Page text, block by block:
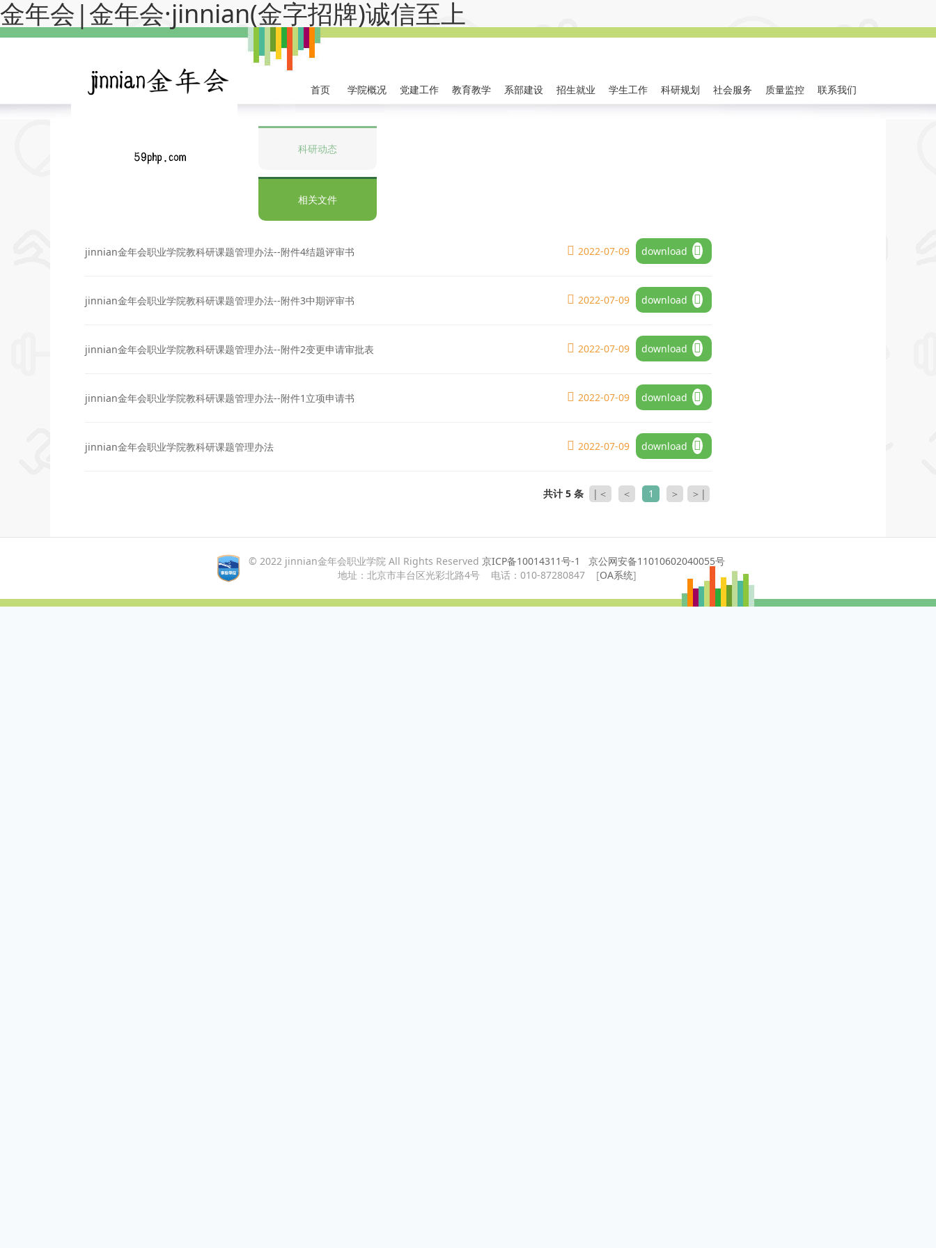
金年会|金年会·jinnian(金字招牌)诚信至上
首页 学院概况 党建工作 教育教学 系部建设 招生就业 学生工作 科研规划 社会服务 质量监控 联系我们
科研动态
相关文件
jinnian金年会职业学院教科研课题管理办法--附件4结题评审书 2022-07-09 download
jinnian金年会职业学院教科研课题管理办法--附件3中期评审书 2022-07-09 download
jinnian金年会职业学院教科研课题管理办法--附件2变更申请审批表 2022-07-09 download
jinnian金年会职业学院教科研课题管理办法--附件1立项申请书 2022-07-09 download
jinnian金年会职业学院教科研课题管理办法 2022-07-09 download
共计 5 条 |＜ ＜ 1 ＞ ＞|
© 2022 jinnian金年会职业学院 All Rights Reserved 京ICP备10014311号-1
京公网安备11010602040055号
地址：北京市丰台区光彩北路4号 电话：010-87280847 [OA系统]